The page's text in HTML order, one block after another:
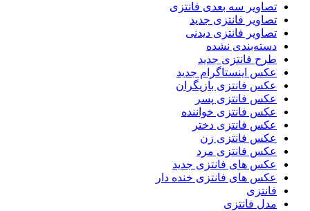
تصاویر سه بعدی فانتزی
تصاویر فانتزی جدید
تصاویر فانتزی دیدنی
دسته‌بندی نشده
طرح فانتزی جدید
عکس اینستاگرام جدید
عکس فانتزی بازیگران
عکس فانتزی پسر
عکس فانتزی خواننده
عکس فانتزی دختر
عکس فانتزی زن
عکس فانتزی مرد
عکس های فانتزی جدید
عکس های فانتزی خنده دار
فانتزی
مدل فانتزی